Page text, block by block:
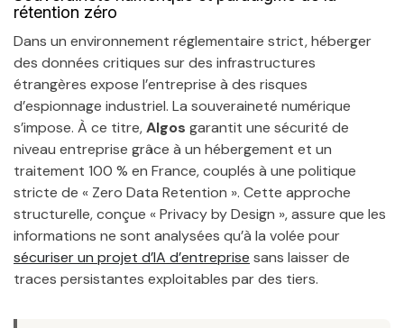
rétention zéro
Dans un environnement réglementaire strict, héberger
des données critiques sur des infrastructures
étrangères expose l’entreprise à des risques
d’espionnage industriel. La souveraineté numérique
s’impose. À ce titre,Algos garantit une sécurité de
niveau entreprise grâce à un hébergement et un
traitement 100 % en France, couplés à une politique
stricte de « Zero Data Retention ». Cette approche
structurelle, conçue « Privacy by Design », assure que les
informations ne sont analysées qu’à la volée pour
sécuriser un projet d’IA d’entreprise sans laisser de
traces persistantes exploitables par des tiers.